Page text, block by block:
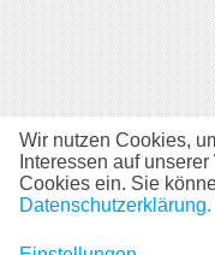
Wir nutzen Cookies,
Interessen auf
Cookies ein. Sie
Datenschutzerklärung.